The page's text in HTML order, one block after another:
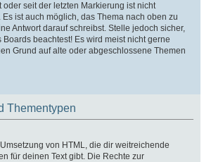
seit der letzten Markierung ist nicht
ist auch möglich, das Thema nach oben zu
Antwort darauf schreibst. Stelle jedoch sicher,
beachtest! Es wird meist nicht gerne
Grund auf alte oder abgeschlossene Themen
Thementypen
von HTML, die dir weitreichende
für deinen Text gibt. Die Rechte zur